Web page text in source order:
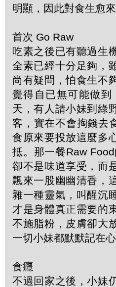
明顯，因此對食生愈來
首次 Go Raw
吃素之後已有聽過生
全素已經十分足夠，
尚有疑問，怕食生不
覺得自已無可能做
天，有人請小妹到綠
客，實在不會掏錢去
食原來要投放這麼多
抵。那一餐Raw
卻不是味道享受，而
飄來一股幽幽清香，
雜一種靈氣，叫醒沉
才是身體真正需要的
不施脂粉，皮膚卻大
一切小妹都默默記在心
食癮
不過回家之後，小妹